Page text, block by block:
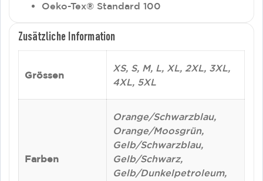
Oeko-Tex® Standard 100
Zusätzliche Information
Grössen
XS, S, M, L, XL, 2XL, 3XL,
4XL, 5XL
Farben
Orange/Schwarzblau,
Orange/Moosgrün,
Gelb/Schwarzblau,
Gelb/Schwarz,
Gelb/Dunkelpetroleum,